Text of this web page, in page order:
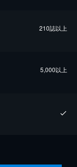
210誌以上
5,000以上